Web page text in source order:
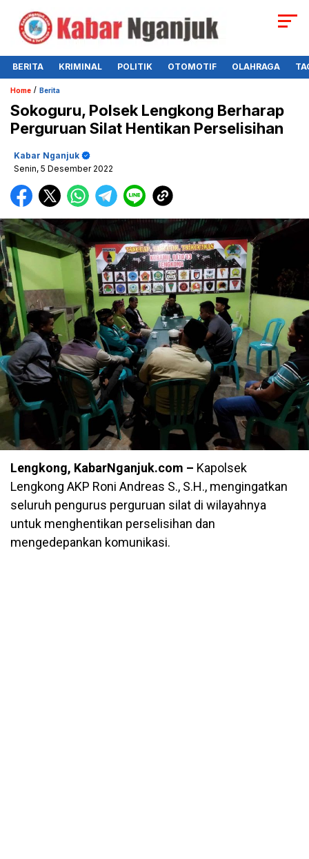
BERITA KRIMINAL POLITIK OTOMOTIF OLAHRAGA
Home / Berita
Sokoguru, Polsek Lengkong Berharap
Perguruan Silat Hentikan Perselisihan
Kabar Nganjuk
Senin, 5 Desember 2022
Lengkong, KabarNganjuk.com – Kapolsek
Lengkong AKP Roni Andreas S., S.H., mengingatkan
seluruh pengurus perguruan silat di wilayahnya
untuk menghentikan perselisihan dan
mengedepankan komunikasi.